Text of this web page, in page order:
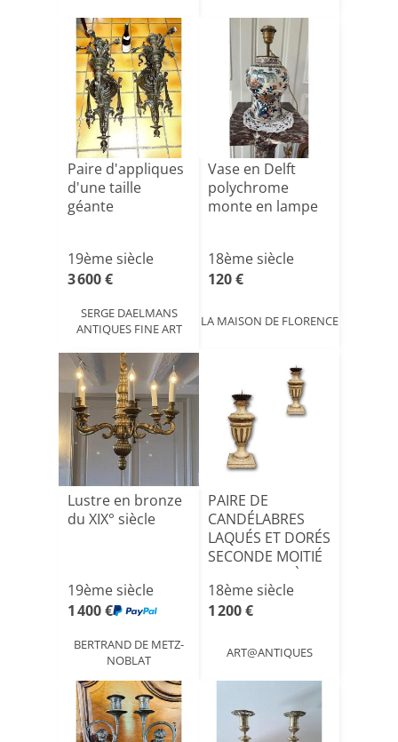
Paire d'appliques
d'une taille
géante
19ème siècle
3 600 €
SERGE DAELMANS
ANTIQUES FINE ART
Vase en Delft
polychrome
monte en lampe
18ème siècle
120 €
LA MAISON DE FLORENCE
Lustre en bronze
du XIX° siècle
19ème siècle
1 400 €
BERTRAND DE METZ-
NOBLAT
PAIRE DE
CANDÉLABRES
LAQUÉS ET DORÉS
SECONDE MOITIÉ
DU 18ème SIÈC[...]
18ème siècle
1 200 €
ART@ANTIQUES